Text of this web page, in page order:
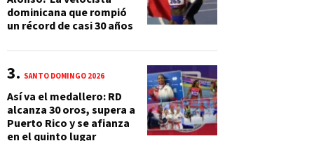
dominicana que rompió
un récord de casi 30 años
SANTO DOMINGO 2026
Así va el medallero: RD
alcanza 30 oros, supera a
Puerto Rico y se afianza
en el quinto lugar